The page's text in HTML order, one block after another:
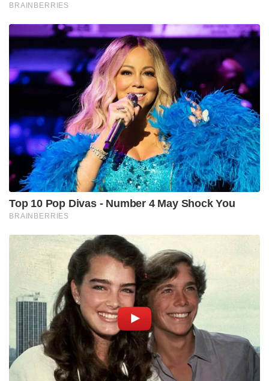
BRAINBERRIES
Top 10 Pop Divas - Number 4 May Shock You
BRAINBERRIES